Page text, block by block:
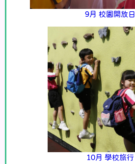
9月 校園開放日
10月 學校旅行